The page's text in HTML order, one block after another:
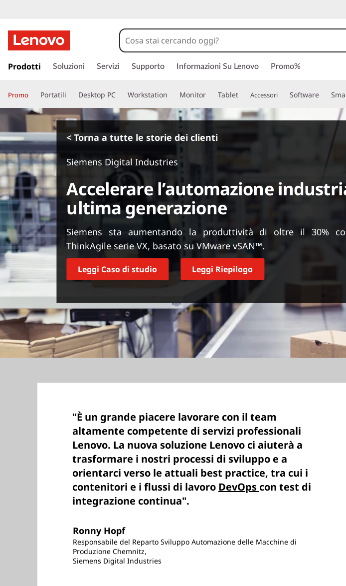
a
a
a
o
n
t
e
n
u
t
o
p
r
i
n
i
p
a
l
e
Prodotti Soluzioni Servizi Supporto Informazioni Su Lenovo Promo%
Promo Portatili Desktop PC Workstation Monitor Tablet Accessori Software
< Torna a tutte le storie dei clienti
Siemens Digital Industries
Accelerare l’automazione
ultima generazione
Siemens sta aumentando la produttività di oltre il 30%
ThinkAgile serie VX, basato su VMware vSAN™.
Leggi Caso di studio Leggi Riepilogo
"È un grande piacere lavorare con il team
altamente competente di servizi professionali
Lenovo. La nuova soluzione Lenovo ci aiuterà a
trasformare i nostri processi di sviluppo e a
orientarci verso le attuali best practice, tra cui i
contenitori e i flussi di lavoro DevOps con test di
integrazione continua".
Ronny Hopf
Responsabile del Reparto Sviluppo Automazione delle Macchine di
Produzione Chemnitz,
Siemens Digital Industries